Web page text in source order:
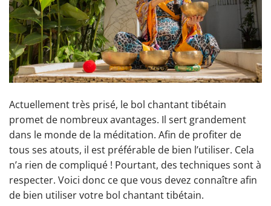
Actuellement très prisé, le bol chantant tibétain
promet de nombreux avantages. Il sert grandement
dans le monde de la méditation. Afin de profiter de
tous ses atouts, il est préférable de bien l’utiliser. Cela
n’a rien de compliqué ! Pourtant, des techniques sont à
respecter. Voici donc ce que vous devez connaître afin
de bien utiliser votre bol chantant tibétain.